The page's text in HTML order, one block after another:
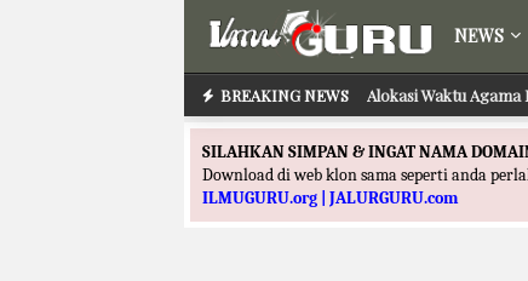
NEWS
BREAKING NEWS Alokasi Waktu Agama
SILAHKAN SIMPAN & INGAT NAMA
Download di web klon sama seperti anda
ILMUGURU.org | JALURGURU.com